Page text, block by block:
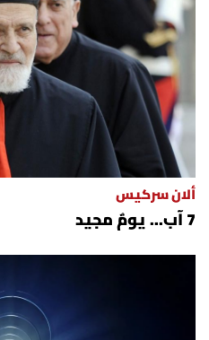
ألان سركيس
7 آب... يومٌ مجيد